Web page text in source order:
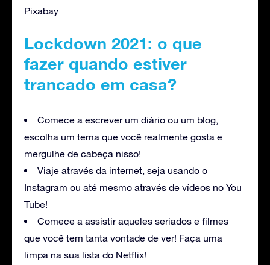
Pixabay
Lockdown 2021: o que
fazer quando estiver
trancado em casa?
Comece a escrever um diário ou um blog,
escolha um tema que você realmente gosta e
mergulhe de cabeça nisso!
Viaje através da internet, seja usando o
Instagram ou até mesmo através de vídeos no You
Tube!
Comece a assistir aqueles seriados e filmes
que você tem tanta vontade de ver! Faça uma
limpa na sua lista do Netflix!